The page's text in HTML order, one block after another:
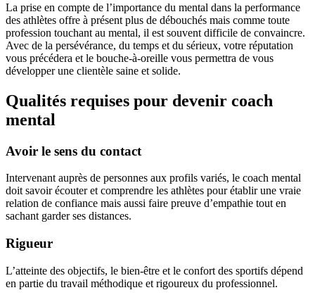
La prise en compte de l’importance du mental dans la performance
des athlètes offre à présent plus de débouchés mais comme toute
profession touchant au mental, il est souvent difficile de convaincre.
Avec de la persévérance, du temps et du sérieux, votre réputation
vous précédera et le bouche-à-oreille vous permettra de vous
développer une clientèle saine et solide.
Qualités requises pour devenir coach
mental
Avoir le sens du contact
Intervenant auprès de personnes aux profils variés, le coach mental
doit savoir écouter et comprendre les athlètes pour établir une vraie
relation de confiance mais aussi faire preuve d’empathie tout en
sachant garder ses distances.
Rigueur
L’atteinte des objectifs, le bien-être et le confort des sportifs dépend
en partie du travail méthodique et rigoureux du professionnel.